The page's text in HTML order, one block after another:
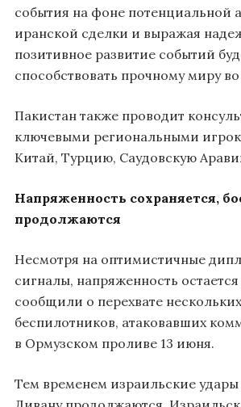
события на фоне потенциальной
иранской сделки и выражая
позитивное развитие событий
способствовать прочному миру
Пакистан также проводит
ключевыми региональными
Китай, Турцию, Саудовскую
Напряженность сохраняется,
продолжаются
Несмотря на оптимистичные
сигналы, напряженность
сообщили о перехвате
беспилотников, атаковавших
в Ормузском проливе 13 июня.
Тем временем израильские